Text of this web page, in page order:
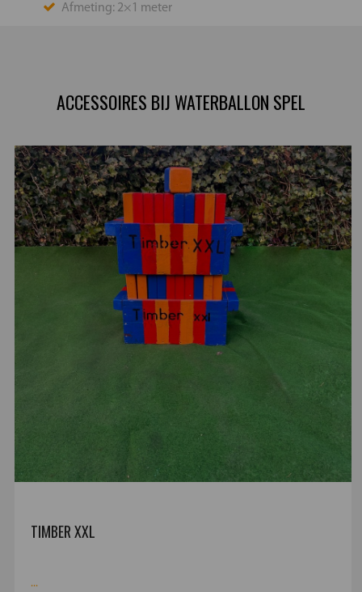
Afmeting: 2×1 meter
ACCESSOIRES BIJ WATERBALLON SPEL
TIMBER XXL
...